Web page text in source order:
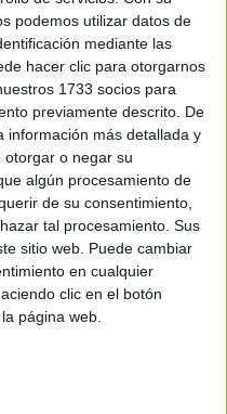
podemos utilizar datos de
mediante las
hacer clic para otorgarnos
1733 socios para
previamente descrito. De
información más detallada y
o negar su
algún procesamiento de
de su consentimiento,
tal procesamiento. Sus
sitio web. Puede cambiar
en cualquier
clic en el botón
página web.
cerrar la frontera,
masiva de inmigrantes
alcanzar cotas
de los menores no
tintes de verdadera
el presidente en su
directamente
desborda nuestras
atención y peticiones al
respuesta
epicentro de la crisis.